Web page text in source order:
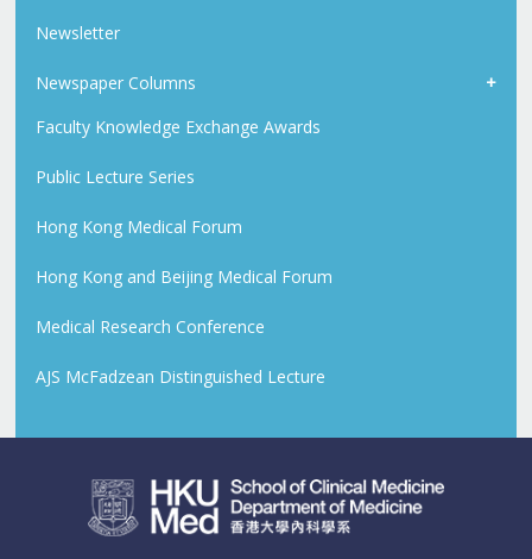
Newsletter
Newspaper Columns
Faculty Knowledge Exchange Awards
Public Lecture Series
Hong Kong Medical Forum
Hong Kong and Beijing Medical Forum
Medical Research Conference
AJS McFadzean Distinguished Lecture